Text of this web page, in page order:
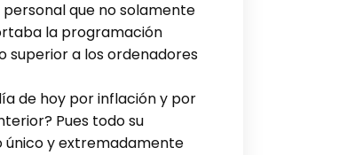
personal que no solamente
la programación
superior a los ordenadores
de hoy por inflación y por
Pues todo su
único y extremadamente